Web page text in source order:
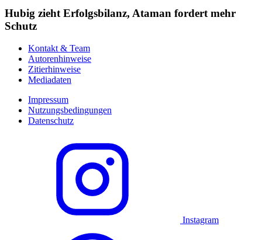
Hubig zieht Erfolgsbilanz, Ataman fordert mehr
Schutz
Kontakt & Team
Autorenhinweise
Zitierhinweise
Mediadaten
Impressum
Nutzungsbedingungen
Datenschutz
Instagram